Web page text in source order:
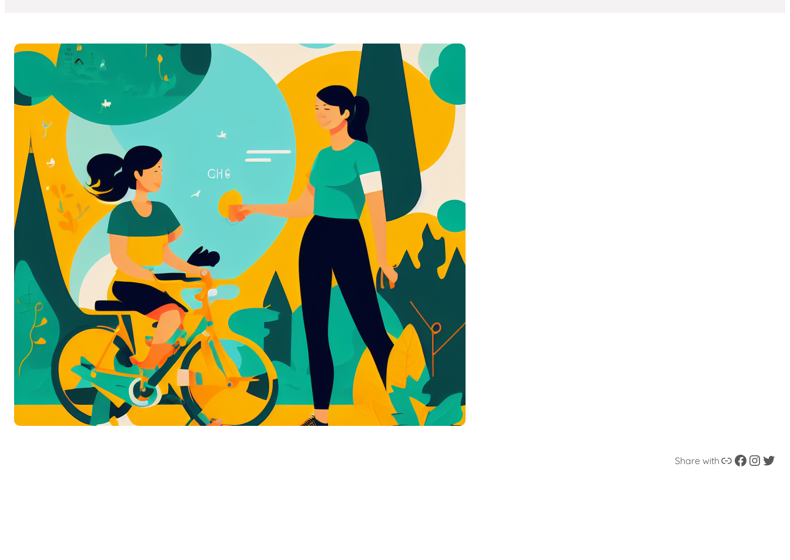
Share with Enlace Facebook Instagram Twitter